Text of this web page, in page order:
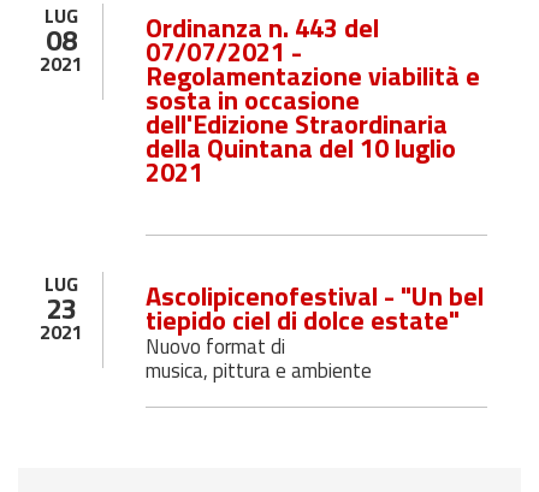
LUG
08
2021
Ordinanza n. 443 del
07/07/2021 -
Regolamentazione viabilità e
sosta in occasione
dell'Edizione Straordinaria
della Quintana del 10 luglio
2021
LUG
23
2021
Ascolipicenofestival - "Un bel
tiepido ciel di dolce estate"
Nuovo format di
musica, pittura e ambiente